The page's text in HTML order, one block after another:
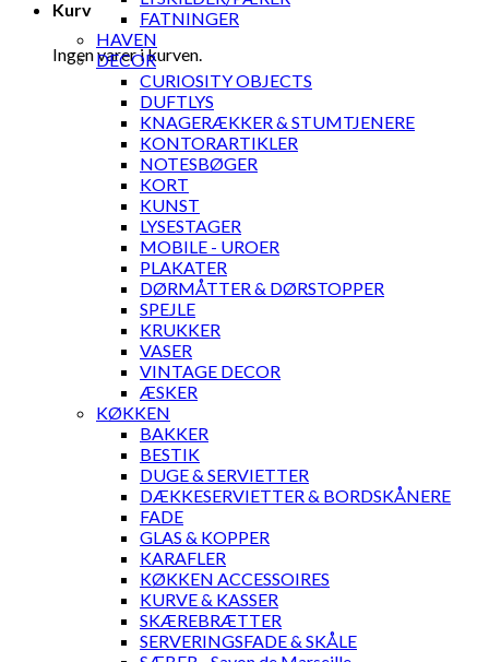
Kurv
Ingen varer i kurven.
FATNINGER
HAVEN
DECOR
CURIOSITY OBJECTS
DUFTLYS
KNAGERÆKKER & STUMTJENERE
KONTORARTIKLER
NOTESBØGER
KORT
KUNST
LYSESTAGER
MOBILE - UROER
PLAKATER
DØRMÅTTER & DØRSTOPPER
SPEJLE
KRUKKER
VASER
VINTAGE DECOR
ÆSKER
KØKKEN
BAKKER
BESTIK
DUGE & SERVIETTER
DÆKKESERVIETTER & BORDSKÅNERE
FADE
GLAS & KOPPER
KARAFLER
KØKKEN ACCESSOIRES
KURVE & KASSER
SKÆREBRÆTTER
SERVERINGSFADE & SKÅLE